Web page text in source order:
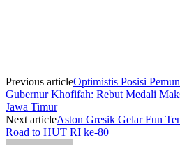
Previous articleOptimistis Posisi
Gubernur Khofifah: Rebut Medali
Jawa Timur
Next articleAston Gresik Gelar Fun
Road to HUT RI ke-80